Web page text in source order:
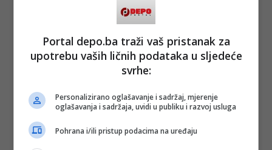
Portal depo.ba traži vaš pristanak za
upotrebu vaših ličnih podataka u sljedeće
svrhe:
Personalizirano oglašavanje i sadržaj, mjerenje
oglašavanja i sadržaja, uvidi u publiku i razvoj usluga
Pohrana i/ili pristup podacima na uređaju